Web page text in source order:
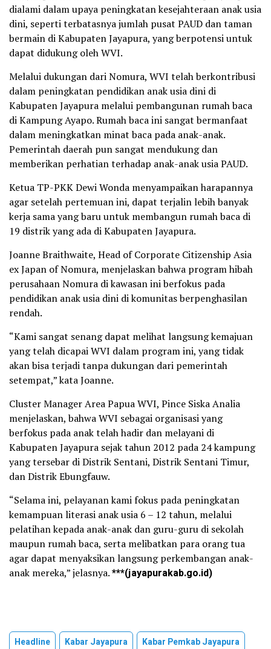
dialami dalam upaya peningkatan kesejahteraan anak usia
dini, seperti terbatasnya jumlah pusat PAUD dan taman
bermain di Kabupaten Jayapura, yang berpotensi untuk
dapat didukung oleh WVI.
Melalui dukungan dari Nomura, WVI telah berkontribusi
dalam peningkatan pendidikan anak usia dini di
Kabupaten Jayapura melalui pembangunan rumah baca
di Kampung Ayapo. Rumah baca ini sangat bermanfaat
dalam meningkatkan minat baca pada anak-anak.
Pemerintah daerah pun sangat mendukung dan
memberikan perhatian terhadap anak-anak usia PAUD.
Ketua TP-PKK Dewi Wonda menyampaikan harapannya
agar setelah pertemuan ini, dapat terjalin lebih banyak
kerja sama yang baru untuk membangun rumah baca di
19 distrik yang ada di Kabupaten Jayapura.
Joanne Braithwaite, Head of Corporate Citizenship Asia
ex Japan of Nomura, menjelaskan bahwa program hibah
perusahaan Nomura di kawasan ini berfokus pada
pendidikan anak usia dini di komunitas berpenghasilan
rendah.
“Kami sangat senang dapat melihat langsung kemajuan
yang telah dicapai WVI dalam program ini, yang tidak
akan bisa terjadi tanpa dukungan dari pemerintah
setempat,” kata Joanne.
Cluster Manager Area Papua WVI, Pince Siska Analia
menjelaskan, bahwa WVI sebagai organisasi yang
berfokus pada anak telah hadir dan melayani di
Kabupaten Jayapura sejak tahun 2012 pada 24 kampung
yang tersebar di Distrik Sentani, Distrik Sentani Timur,
dan Distrik Ebungfauw.
“Selama ini, pelayanan kami fokus pada peningkatan
kemampuan literasi anak usia 6 – 12 tahun, melalui
pelatihan kepada anak-anak dan guru-guru di sekolah
maupun rumah baca, serta melibatkan para orang tua
agar dapat menyaksikan langsung perkembangan anak-
anak mereka,” jelasnya.***(jayapurakab.go.id)
Headline Kabar Jayapura
Kabar Pemkab Jayapura